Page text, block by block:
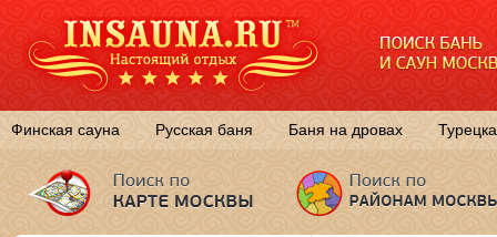
Финская сауна Русская баня Баня на дровах